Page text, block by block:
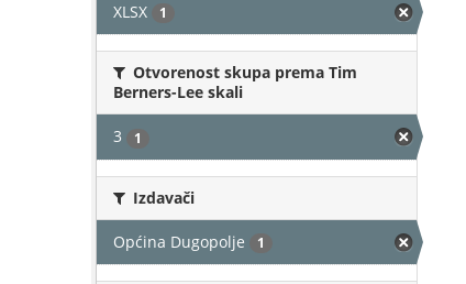
XLSX 1
Otvorenost skupa prema Tim
Berners-Lee skali
3 1
Izdavači
Općina Dugopolje 1